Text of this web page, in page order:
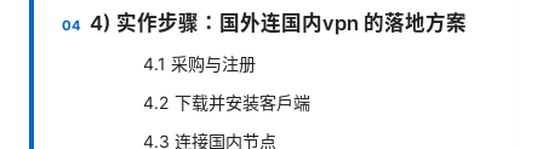
4) 实作步骤：国外连国内vpn 的落地方案
4.1 采购与注册
4.2 下载并安装客户端
4.3 连接国内节点